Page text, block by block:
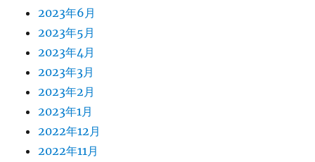
2023年6月
2023年5月
2023年4月
2023年3月
2023年2月
2023年1月
2022年12月
2022年11月